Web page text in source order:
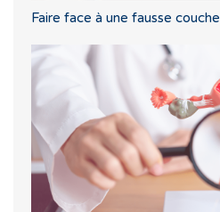
Faire face à une fausse couche